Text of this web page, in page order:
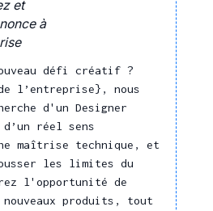
de
et
et analyser
les outils
des logiciels
et
à
défi créatif ?
l’entreprise}, nous
d'un Designer
réel sens
maîtrise technique, et
les limites du
l'opportunité de
produits, tout